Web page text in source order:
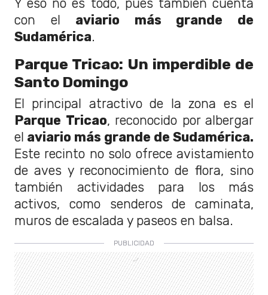
Y eso no es todo, pues también cuenta
con el aviario más grande de
Sudamérica.
Parque Tricao: Un imperdible de
Santo Domingo
El principal atractivo de la zona es el
Parque Tricao, reconocido por albergar
el aviario más grande de Sudamérica.
Este recinto no solo ofrece avistamiento
de aves y reconocimiento de flora, sino
también actividades para los más
activos, como senderos de caminata,
muros de escalada y paseos en balsa.